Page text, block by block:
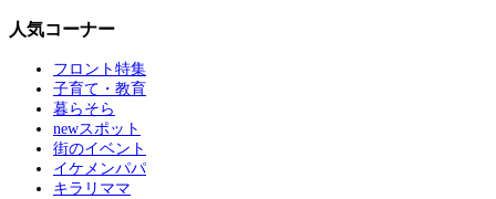
人気コーナー
フロント特集
子育て・教育
暮らそら
newスポット
街のイベント
イケメンパパ
キラリママ